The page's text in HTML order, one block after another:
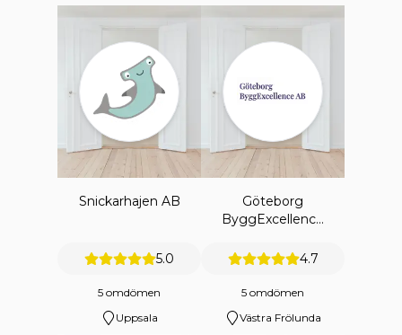
Snickarhajen AB
5.0
5 omdömen
Uppsala
Göteborg
ByggExcellence
4.7
5 omdömen
Västra Frölunda